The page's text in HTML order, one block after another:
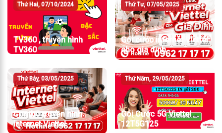
Thứ Hai, 07/10/2024
TV360 , truyền hình
TV360
Thứ Tư, 07/05/2025
Gói cước internet Viettel
cho gia đình
Thứ Bảy, 03/05/2025
Combo truyền hình
internet Viettel
Thứ Năm, 29/05/2025
Gói Cước 5G Viettel
12T5G125